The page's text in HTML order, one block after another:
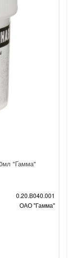
"Гамма"
0.20.В040.001
ОАО "Гамма"